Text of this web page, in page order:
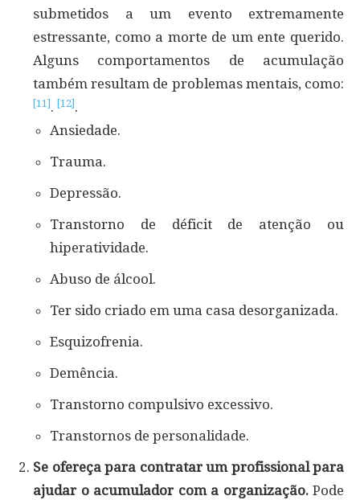
submetidos a um evento extremamente
estressante, como a morte de um ente querido.
Alguns comportamentos de acumulação
também resultam de problemas mentais, como:
[11]. [12].
Ansiedade.
Trauma.
Depressão.
Transtorno de déficit de atenção ou
hiperatividade.
Abuso de álcool.
Ter sido criado em uma casa desorganizada.
Esquizofrenia.
Demência.
Transtorno compulsivo excessivo.
Transtornos de personalidade.
Se ofereça para contratar um profissional para
ajudar o acumulador com a organização.Pode